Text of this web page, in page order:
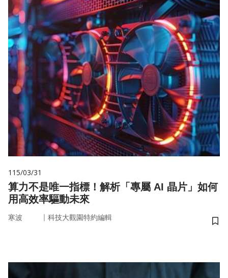
115/03/31
算力不是唯一指標！解析「專屬 AI 晶片」如何
用高效率驅動未來
寒波 ｜ 科技大觀園特約編輯
儲